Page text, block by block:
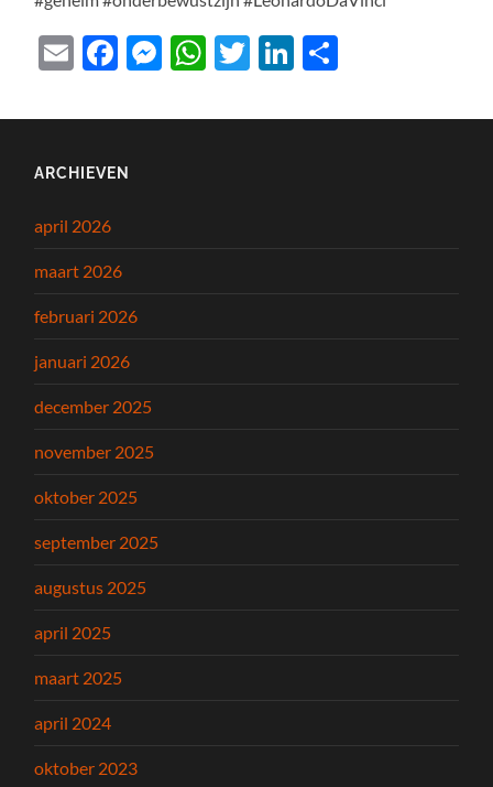
EmailFacebook
Messenger
WhatsApp
TwitterLinkedIn
ARCHIEVEN
april 2026
maart 2026
februari 2026
januari 2026
december 2025
november 2025
oktober 2025
september 2025
augustus 2025
april 2025
maart 2025
april 2024
oktober 2023